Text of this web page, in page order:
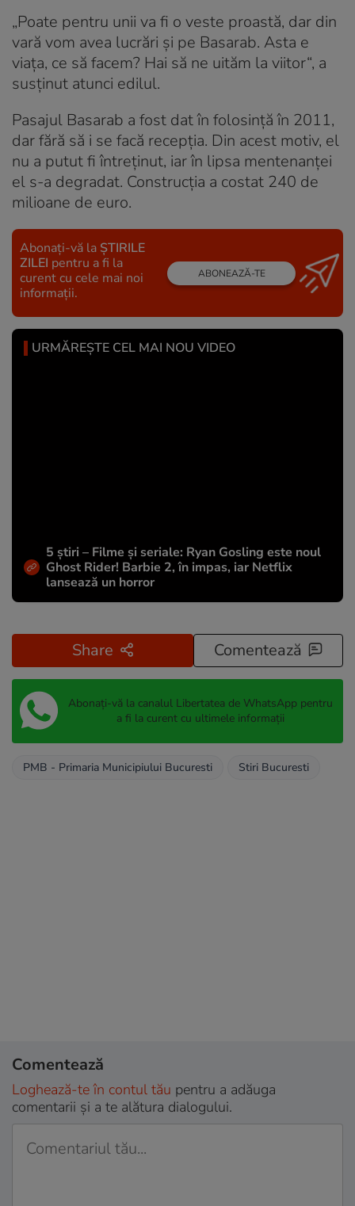
„Poate pentru unii va fi o veste proastă, dar din
vară vom avea lucrări și pe Basarab. Asta e
viața, ce să facem? Hai să ne uităm la viitor“, a
susținut atunci edilul.
Pasajul Basarab a fost dat în folosință în 2011,
dar fără să i se facă recepția. Din acest motiv, el
nu a putut fi întreținut, iar în lipsa mentenanței
el s-a degradat. Construcția a costat 240 de
milioane de euro.
Abonați-vă la ȘTIRILE
ZILEI pentru a fi la
curent cu cele mai noi
informații.
ABONEAZĂ-TE
URMĂREȘTE CEL MAI NOU VIDEO
5 știri – Filme și seriale: Ryan Gosling este noul
Ghost Rider! Barbie 2, în impas, iar Netflix
lansează un horror
Share Comentează
Abonați-vă la canalul Libertatea de WhatsApp pentru
a fi la curent cu ultimele informații
PMB - Primaria Municipiului Bucuresti Stiri Bucuresti
Comentează
Loghează-te în contul tău pentru a adăuga
comentarii și a te alătura dialogului.